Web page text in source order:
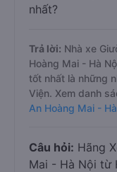
nhất?
Trả lời: Nhà xe
Hoàng Mai - Hà
tốt nhất là những
Viện. Xem danh
An Hoàng Mai -
Câu hỏi: Hãng
Mai - Hà Nội từ